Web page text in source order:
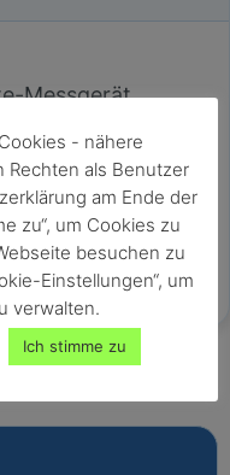
Messgerät
Holzfeuchte und
- nähere
Rechten als Benutzer
am Ende der
zu“, um Cookies zu
besuchen zu
Einstellungen“, um
verwalten.
Ich stimme zu